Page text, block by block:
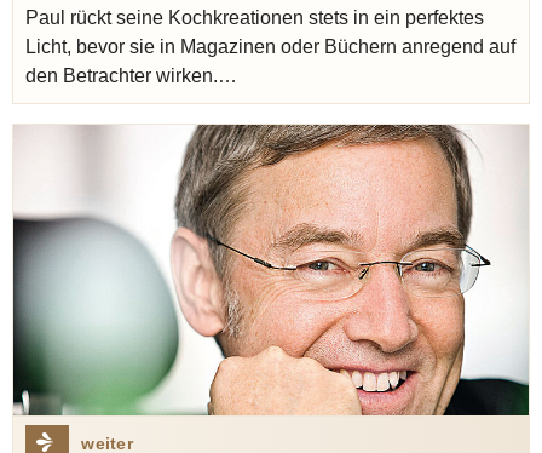
Paul rückt seine Kochkreationen stets in ein perfektes
Licht, bevor sie in Magazinen oder Büchern anregend auf
den Betrachter wirken.…
weiter